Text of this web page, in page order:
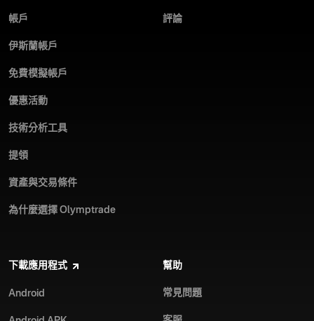
帳戶
伊斯蘭帳戶
免費模擬帳戶
優惠活動
技術分析工具
提領
資產與交易條件
為什麼選擇 Olymptrade
評論
下載應用程式
Android
幫助
常見問題